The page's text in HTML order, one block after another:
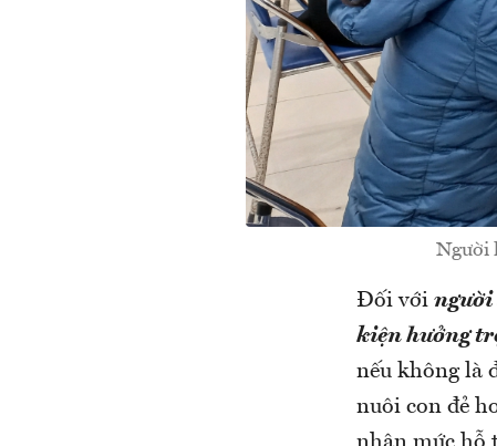
Người
Đối với người
kiện hưởng
nếu không là
nuôi con đẻ